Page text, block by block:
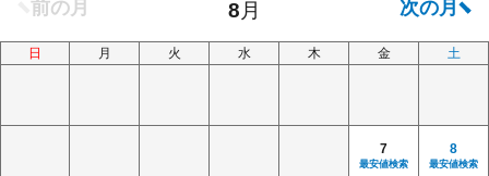
日 月 火 水 木 金 土
7
最安値検索
8
最安値検索